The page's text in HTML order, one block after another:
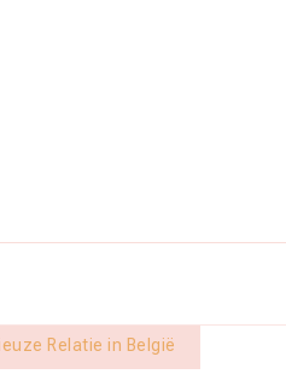
Relatie in België